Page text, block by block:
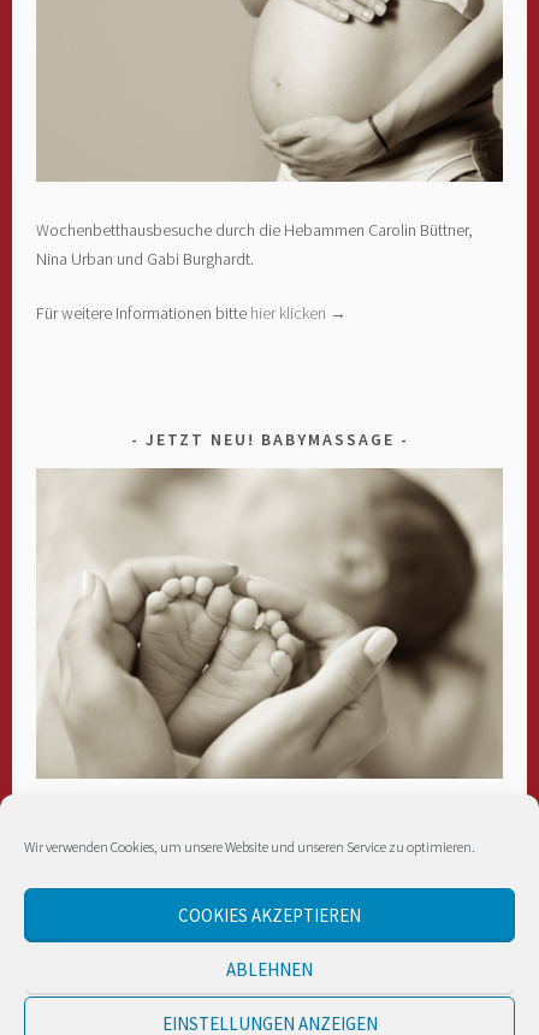
Wir verwenden Cookies, um unsere Website und unseren Service zu optimieren.
COOKIES AKZEPTIEREN
ABLEHNEN
EINSTELLUNGEN ANZEIGEN
Wochenbetthausbesuche durch die Hebammen Carolin Büttner,
Nina Urban und Gabi Burghardt.
Für weitere Informationen bitte hier klicken →
JETZT NEU! BABYMASSAGE
Babymassage Kurs an.
Für weitere Informationen bitte hier klicken →